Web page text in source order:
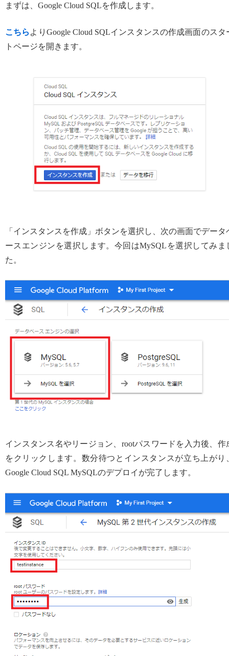
まずは、Google Cloud SQLを作成します。
こちら よりGoogle Cloud SQLインスタンスの作成画面のスタ
トページを開きます。
「インスタンスを作成」ボタンを選択し、次の画面でデータ
ースエンジンを選択します。今回はMySQLを選択してみま
た。
インスタンス名やリージョン、rootパスワードを入力後、作
をクリックします。数分待つとインスタンスが立ち上がり
Google Cloud SQL MySQLのデプロイが完了します。